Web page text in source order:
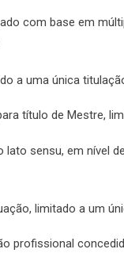
com base em
a uma única
título de Mestre,
sensu, em nível
limitado a um
profissional